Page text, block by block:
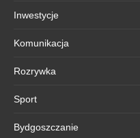
Inwestycje
Komunikacja
Rozrywka
Sport
Bydgoszczanie